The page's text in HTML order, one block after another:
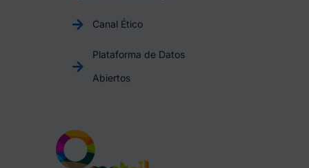
Canal Ético
Plataforma de Datos
Abiertos